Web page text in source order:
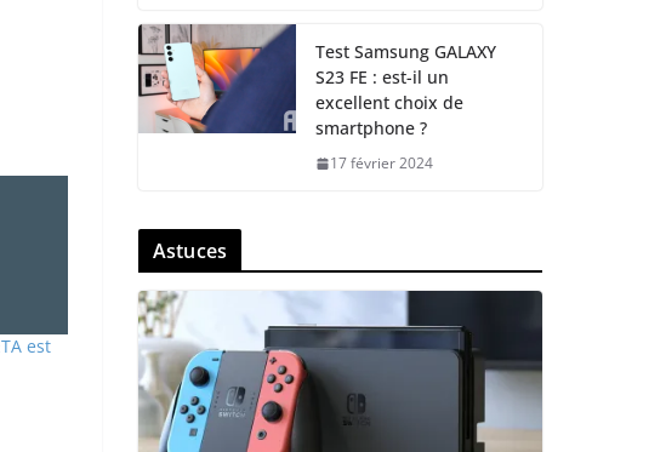
est
Test Samsung GALAXY
S23 FE : est-il un
excellent choix de
smartphone ?
17 février 2024
Astuces